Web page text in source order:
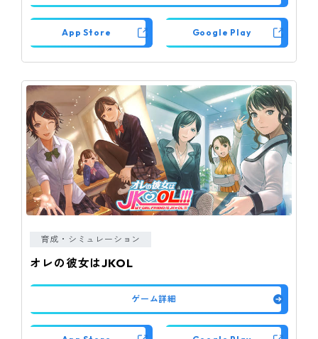
App Store Google Play
育成・シミュレーション
オレの彼女はJKOL
ゲーム詳細